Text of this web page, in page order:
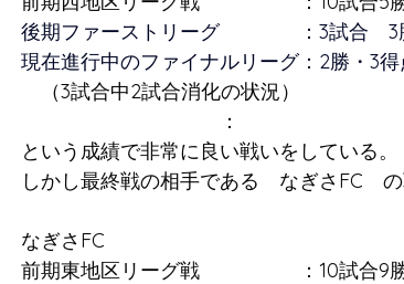
後期ファーストリーグ　　　　：3試合　
現在進行中のファイナルリーグ：2勝・3
（3試合中2試合消化の状況）
：
という成績で非常に良い戦いをしている。
しかし最終戦の相手である　なぎさFC　
なぎさFC
前期東地区リーグ戦　　　　　：10試合9